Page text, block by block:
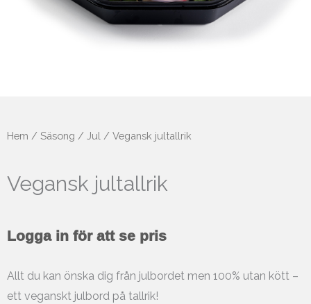
Hem / Säsong / Jul / Vegansk jultallrik
Vegansk jultallrik
Logga in för att se pris
Allt du kan önska dig från julbordet men 100% utan kött –
ett veganskt julbord på tallrik!